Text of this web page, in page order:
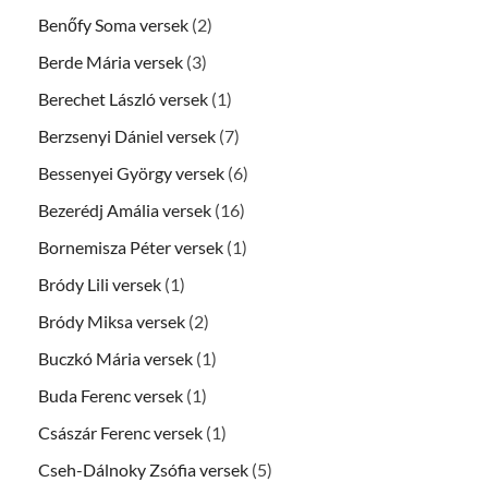
Benőfy Soma versek (2)
Berde Mária versek (3)
Berechet László versek (1)
Berzsenyi Dániel versek (7)
Bessenyei György versek (6)
Bezerédj Amália versek (16)
Bornemisza Péter versek (1)
Bródy Lili versek (1)
Bródy Miksa versek (2)
Buczkó Mária versek (1)
Buda Ferenc versek (1)
Császár Ferenc versek (1)
Cseh-Dálnoky Zsófia versek (5)